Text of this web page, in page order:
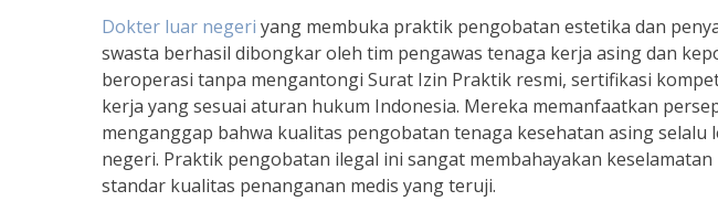
Dokter luar negeri yang membuka praktik pengobatan estetika dan
swasta berhasil dibongkar oleh tim pengawas tenaga kerja asing dan
beroperasi tanpa mengantongi Surat Izin Praktik resmi, sertifikasi
kerja yang sesuai aturan hukum Indonesia. Mereka memanfaatkan
menganggap bahwa kualitas pengobatan tenaga kesehatan asing
negeri. Praktik pengobatan ilegal ini sangat membahayakan
standar kualitas penanganan medis yang teruji.